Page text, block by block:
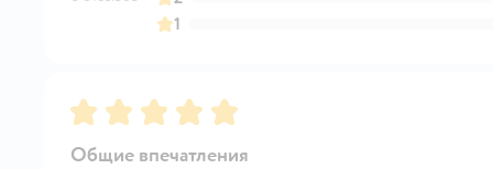
1
Рейтинг:5
Общие впечатления